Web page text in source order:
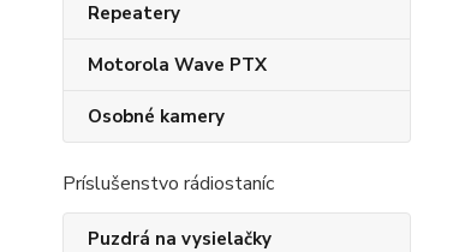
Repeatery
Motorola Wave PTX
Osobné kamery
Príslušenstvo rádiostaníc
Puzdrá na vysielačky